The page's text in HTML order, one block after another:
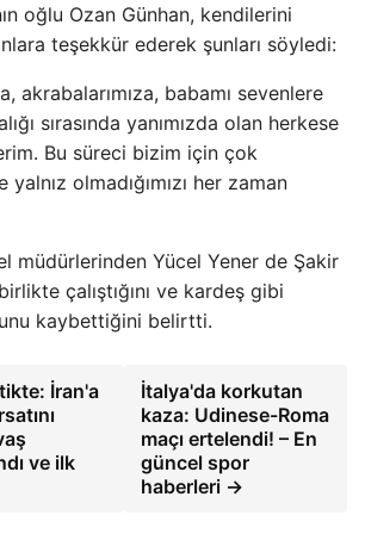
oğlu Ozan Günhan, kendilerini
teşekkür ederek şunları söyledi:
akrabalarımıza, babamı sevenlere
sırasında yanımızda olan herkese
Bu süreci bizim için çok
yalnız olmadığımızı her zaman
müdürlerinden Yücel Yener de Şakir
çalıştığını ve kardeş gibi
kaybettiğini belirtti.
İran'a
ve ilk
İtalya'da korkutan
kaza: Udinese-Roma
maçı ertelendi! – En
güncel spor
haberleri →